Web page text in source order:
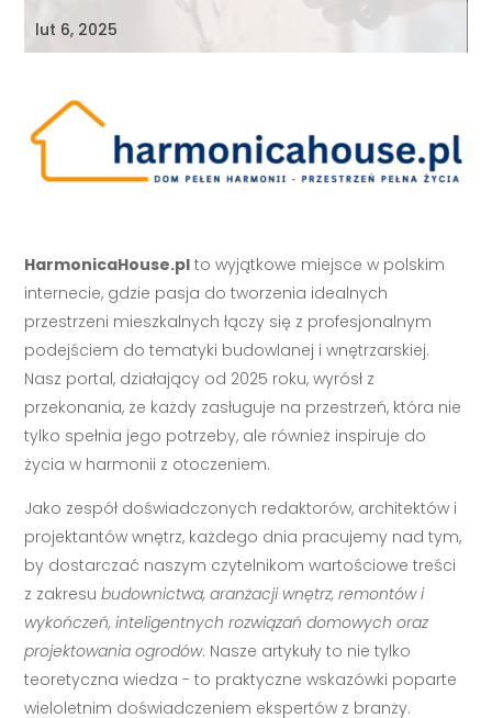
lut 6, 2025
HarmonicaHouse.pl to wyjątkowe miejsce w polskim
internecie, gdzie pasja do tworzenia idealnych
przestrzeni mieszkalnych łączy się z profesjonalnym
podejściem do tematyki budowlanej i wnętrzarskiej.
Nasz portal, działający od 2025 roku, wyrósł z
przekonania, że każdy zasługuje na przestrzeń, która nie
tylko spełnia jego potrzeby, ale również inspiruje do
życia w harmonii z otoczeniem.
Jako zespół doświadczonych redaktorów, architektów i
projektantów wnętrz, każdego dnia pracujemy nad tym,
by dostarczać naszym czytelnikom wartościowe treści
z zakresubudownictwa, aranżacji wnętrz, remontów i
wykończeń, inteligentnych rozwiązań domowych oraz
projektowania ogrodów. Nasze artykuły to nie tylko
teoretyczna wiedza - to praktyczne wskazówki poparte
wieloletnim doświadczeniem ekspertów z branży.